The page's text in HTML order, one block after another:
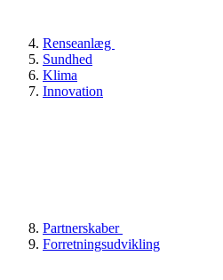
Renseanlæg
Sundhed
Klima
Innovation
Partnerskaber
Forretningsudvikling